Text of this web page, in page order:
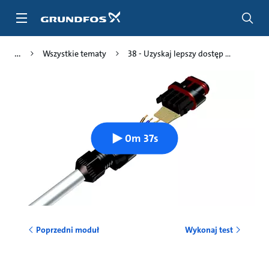
Wszystkie tematy 38 - Uzyskaj lepszy dostęp ...
0m 37s
Poprzedni moduł Wykonaj test